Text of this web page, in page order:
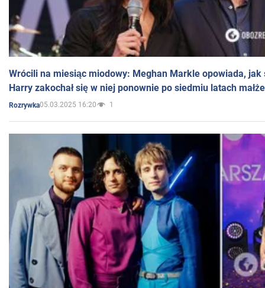
Wrócili na miesiąc miodowy: Meghan Markle opowiada, jak
Harry zakochał się w niej ponownie po siedmiu latach
Rozrywka05.03.2025 16:20 1